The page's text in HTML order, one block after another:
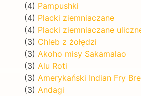
(4) Pampushki
(4) Placki ziemniaczane
(4) Placki ziemniaczane
(3) Chleb z żołędzi
(3) Akoho misy Sakamalao
(3) Alu Roti
(3) Amerykański Indian Fry
(3) Andagi